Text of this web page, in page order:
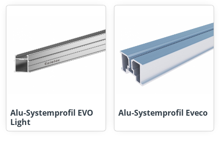
Alu-Systemprofil EVO
Light
Alu-Systemprofil Eveco